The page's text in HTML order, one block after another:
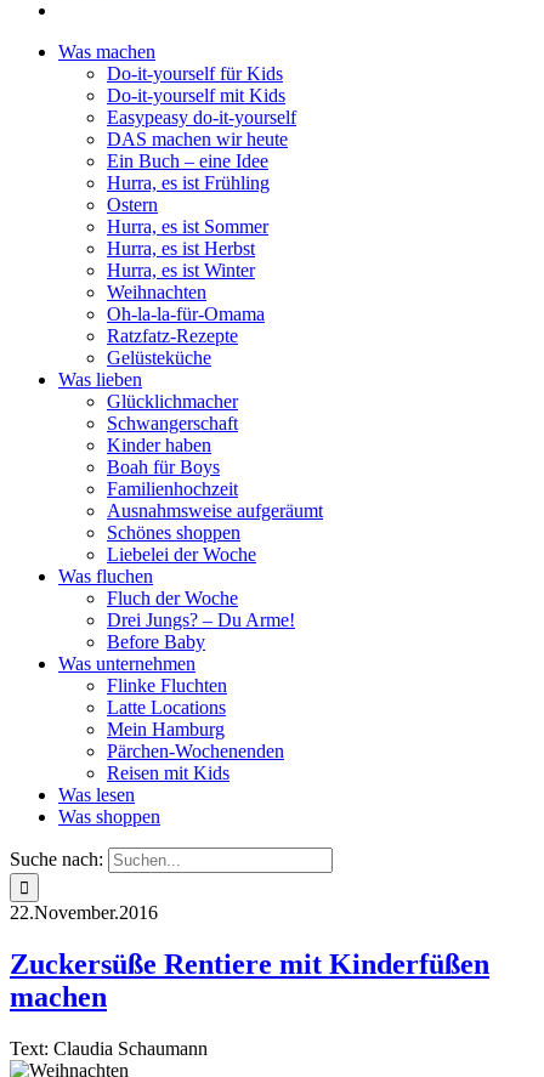
Was machen
Do-it-yourself für Kids
Do-it-yourself mit Kids
Easypeasy do-it-yourself
DAS machen wir heute
Ein Buch – eine Idee
Hurra, es ist Frühling
Ostern
Hurra, es ist Sommer
Hurra, es ist Herbst
Hurra, es ist Winter
Weihnachten
Oh-la-la-für-Omama
Ratzfatz-Rezepte
Gelüsteküche
Was lieben
Glücklichmacher
Schwangerschaft
Kinder haben
Boah für Boys
Familienhochzeit
Ausnahmsweise aufgeräumt
Schönes shoppen
Liebelei der Woche
Was fluchen
Fluch der Woche
Drei Jungs? – Du Arme!
Before Baby
Was unternehmen
Flinke Fluchten
Latte Locations
Mein Hamburg
Pärchen-Wochenenden
Reisen mit Kids
Was lesen
Was shoppen
Suche nach:
22.November.2016
Zuckersüße Rentiere mit Kinderfüßen
machen
Text: Claudia Schaumann